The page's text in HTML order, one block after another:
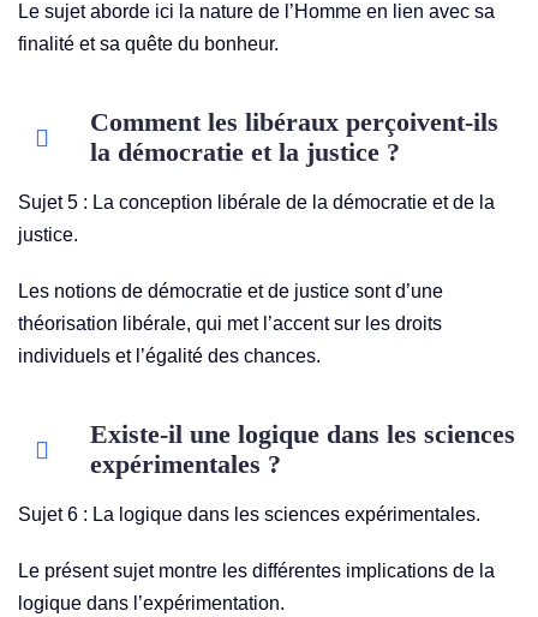
Le sujet aborde ici la nature de l’Homme en lien avec sa
finalité et sa quête du bonheur.
Comment les libéraux perçoivent-ils
la démocratie et la justice ?
Sujet 5 : La conception libérale de la démocratie et de la
justice.
Les notions de démocratie et de justice sont d’une
théorisation libérale, qui met l’accent sur les droits
individuels et l’égalité des chances.
Existe-il une logique dans les sciences
expérimentales ?
Sujet 6 : La logique dans les sciences expérimentales.
Le présent sujet montre les différentes implications de la
logique dans l’expérimentation.